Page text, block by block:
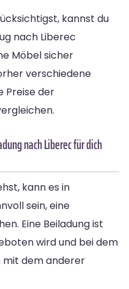
kannst du
nach Liberec
Möbel sicher
verschiedene
Preise der
nach Liberec für dich
kann es in
sein, eine
Eine Beiladung ist
wird und bei dem
mit dem anderer